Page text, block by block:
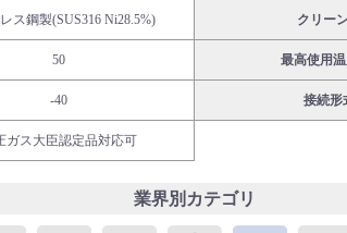
ス鋼製(SUS316 Ni28.5%) クリー
50 最高使用
-40 接続形
ガス大臣認定品対応可
業界別カテゴリ